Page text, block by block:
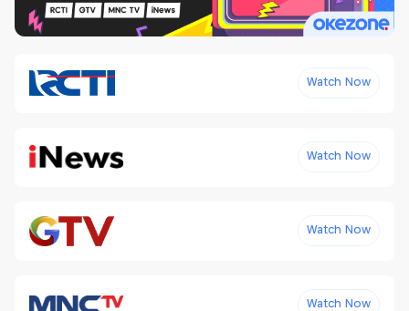
Watch Now
Watch Now
Watch Now
Watch Now